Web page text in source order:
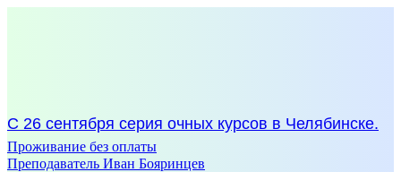
С 26 сентября серия очных курсов в Челябинске.
Проживание без оплаты
Преподаватель Иван Бояринцев